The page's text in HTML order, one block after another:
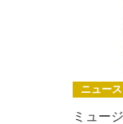
ニュース
ミュー